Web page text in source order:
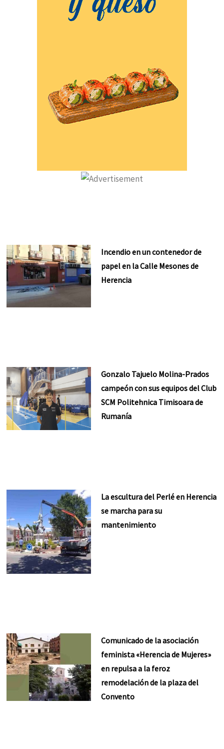
Incendio en un contenedor de
papel en la Calle Mesones de
Herencia
Gonzalo Tajuelo Molina-Prados
campeón con sus equipos del Club
SCM Politehnica Timisoara de
Rumanía
La escultura del Perlé en Herencia
se marcha para su
mantenimiento
Comunicado de la asociación
feminista «Herencia de Mujeres»
en repulsa a la feroz
remodelación de la plaza del
Convento